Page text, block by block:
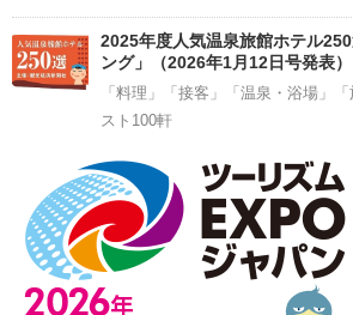
2025年度人気温泉旅館ホテル
ング」（2026年1月12日号発表）
「料理」「接客」「温泉・浴場」
スト100軒